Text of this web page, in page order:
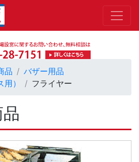
品
バザー用品
）
フライヤー